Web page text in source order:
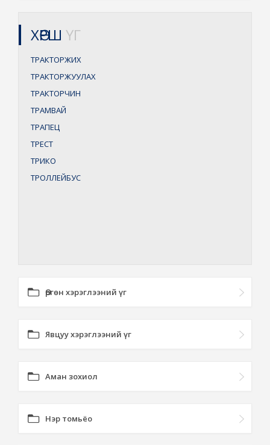
ХӨРШ ҮГ
ТРАКТОРЖИХ
ТРАКТОРЖУУЛАХ
ТРАКТОРЧИН
ТРАМВАЙ
ТРАПЕЦ
ТРЕСТ
ТРИКО
ТРОЛЛЕЙБУС
Өргөн хэрэглээний үг
Явцуу хэрэглээний үг
Аман зохиол
Нэр томьёо